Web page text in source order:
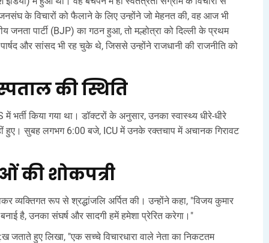
के विचारों को फैलाने के लिए उन्होंने जो मेहनत की, वह आज भी
जनता पार्टी (BJP) का गठन हुआ, तो मल्होत्रा को दिल्ली के प्रथम
और सांसद भी रह चुके थे, जिससे उन्होंने राजधानी की राजनीति को
की स्थिति
भर्ती किया गया था। डॉक्टरों के अनुसार, उनका स्वास्थ्य धीरे‑धीरे
हुए। सुबह लगभग 6:00 बजे, ICU में उनके रक्तचाप में अचानक गिरावट
की शोकपत्री
व्यक्तिगत रूप से श्रद्धांजलि अर्पित की। उन्होंने कहा, "विजय कुमार
है, उनका संघर्ष और सादगी हमें हमेशा प्रेरित करेगा।"
जताते हुए लिखा, "एक सच्चे विचारधारा वाले नेता का निकटतम